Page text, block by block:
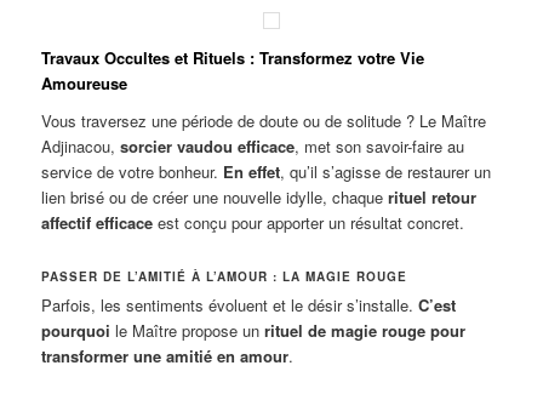
Travaux Occultes et Rituels : Transformez votre Vie
Amoureuse
Vous traversez une période de doute ou de solitude ? Le Maître
Adjinacou,sorcier vaudou efficace, met son savoir-faire au
service de votre bonheur. En effet, qu’il s’agisse de restaurer un
lien brisé ou de créer une nouvelle idylle, chaquerituel retour
affectif efficace est conçu pour apporter un résultat concret.
PASSER DE L’AMITIÉ À L’AMOUR : LA MAGIE ROUGE
Parfois, les sentiments évoluent et le désir s’installe.C’est
pourquoi le Maître propose unrituel de magie rouge pour
transformer une amitié en amour.